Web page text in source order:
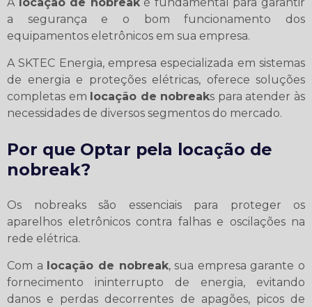
a segurança e o bom funcionamento dos
equipamentos eletrônicos em sua empresa.
A SKTEC Energia, empresa especializada em sistemas
de energia e proteções elétricas, oferece soluções
completas em locação de nobreaks para atender às
necessidades de diversos segmentos do mercado.
Por que Optar pela locação de
nobreak?
Os nobreaks são essenciais para proteger os
aparelhos eletrônicos contra falhas e oscilações na
rede elétrica.
Com a locação de nobreak, sua empresa garante o
fornecimento ininterrupto de energia, evitando
danos e perdas decorrentes de apagões, picos de